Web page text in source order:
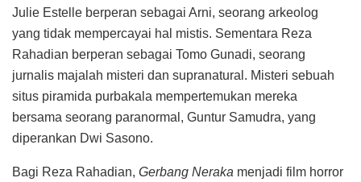
Julie Estelle berperan sebagai Arni, seorang arkeolog
yang tidak mempercayai hal mistis. Sementara Reza
Rahadian berperan sebagai Tomo Gunadi, seorang
jurnalis majalah misteri dan supranatural. Misteri sebuah
situs piramida purbakala mempertemukan mereka
bersama seorang paranormal, Guntur Samudra, yang
diperankan Dwi Sasono.
Bagi Reza Rahadian, Gerbang Neraka menjadi film horror